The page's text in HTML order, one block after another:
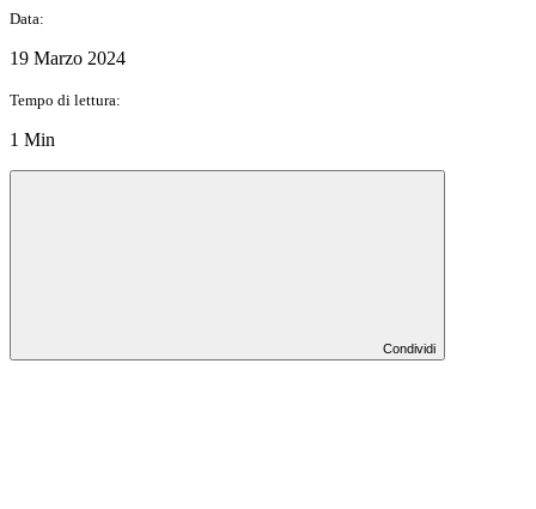
Data:
19 Marzo 2024
Tempo di lettura:
1 Min
Condividi